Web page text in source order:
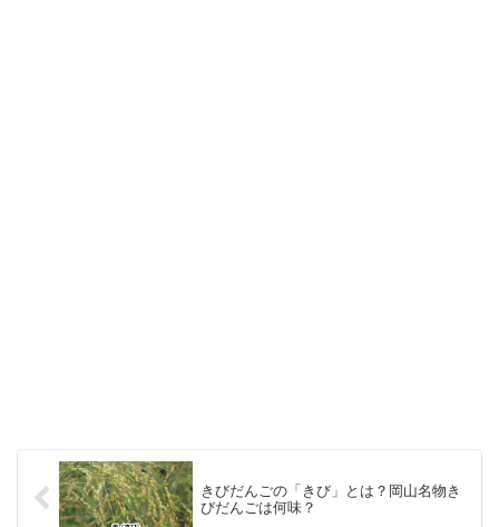
きびだんごの「きび」とは？岡山名物き
びだんごは何味？